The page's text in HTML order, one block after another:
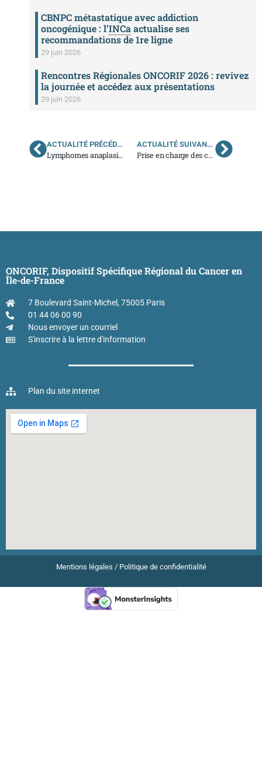
CBNPC métastatique avec addiction
oncogénique : l’INCaactualise ses
recommandations de 1re ligne
29 juin 2026
Rencontres Régionales ONCORIF 2026 : revivez
la journée et accédez aux présentations
29 juin 2026
ACTUALITÉ PRÉCÉDENTE
Lymphomes anaplasiques à grandes cellules associés à un implant mammaire : actualisation par l’
ACTUALITÉ SUIVANTE
Prise en charge des cancers pédiatriques : la proposition de loi est adoptée
ONCORIF, Dispositif Spécifique Régional du Cancer en
Île-de-France
7 Boulevard Saint-Michel, 75005 Paris
01 44 06 00 90
Nous envoyer un courriel
S'inscrire à la lettre d'information
Plan du site internet
Mentions légales / Politique de confidentialité